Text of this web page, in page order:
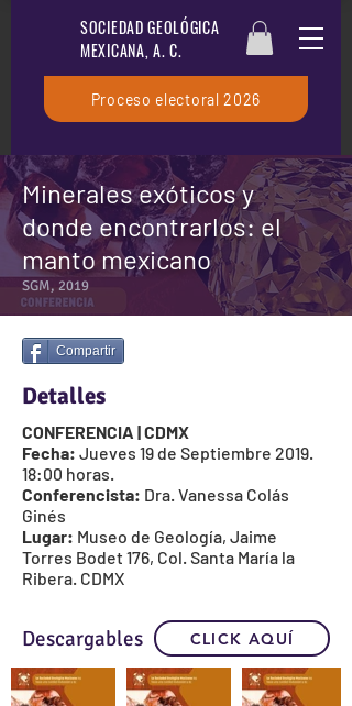
SOCIEDAD GEOLÓGICA
MEXICANA, A. C.
Proceso electoral 2026
Minerales exóticos y
donde encontrarlos: el
manto mexicano
SGM, 2019
Compartir
Detalles
CONFERENCIA | CDMX
Fecha: Jueves 19 de Septiembre 2019.
18:00 horas.
Conferencista: Dra. Vanessa Colás
Ginés
Lugar: Museo de Geología, Jaime
Torres Bodet 176, Col. Santa María la
Ribera. CDMX
Descargables CLICK AQUÍ